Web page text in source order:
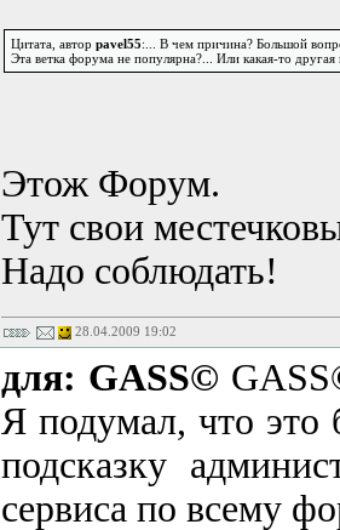
Цитата, автор pavel55:... В чем причина? Большой
Эта ветка форума не популярна?... Или какая-то другая
Этож Форум.
Тут свои
Надо соблюдать!
28.04.2009 19:02
для: GASS©
Я подумал, что это
подсказку
сервиса по всему